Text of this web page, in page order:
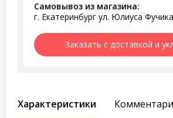
Самовывоз из магазина:
г. Екатеринбург ул. Юлиуса
Заказать с доставкой и
Характеристики